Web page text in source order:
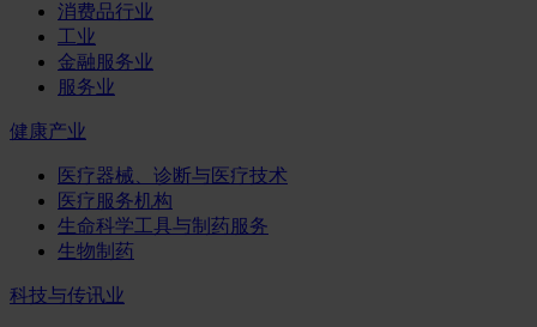
消费品行业
工业
金融服务业
服务业
健康产业
医疗器械、诊断与医疗技术
医疗服务机构
生命科学工具与制药服务
生物制药
科技与传讯业